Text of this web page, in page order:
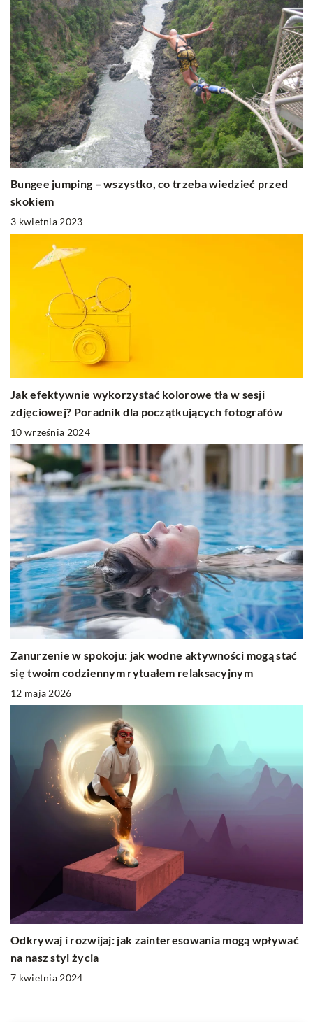
Bungee jumping – wszystko, co trzeba wiedzieć przed
skokiem
3 kwietnia 2023
Jak efektywnie wykorzystać kolorowe tła w sesji
zdjęciowej? Poradnik dla początkujących fotografów
10 września 2024
Zanurzenie w spokoju: jak wodne aktywności mogą stać
się twoim codziennym rytuałem relaksacyjnym
12 maja 2026
Odkrywaj i rozwijaj: jak zainteresowania mogą wpływać
na nasz styl życia
7 kwietnia 2024